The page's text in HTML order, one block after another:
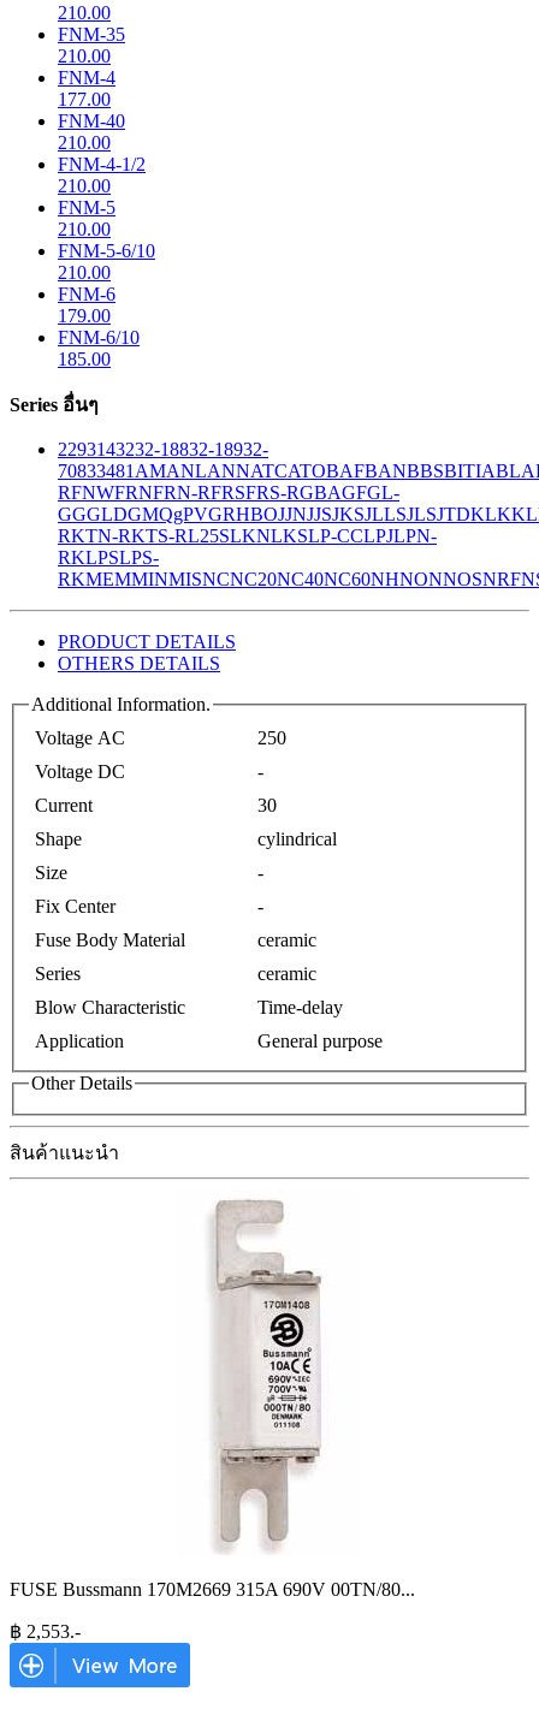
210.00
FNM-35
210.00
FNM-4
177.00
FNM-40
210.00
FNM-4-1/2
210.00
FNM-5
210.00
FNM-5-6/10
210.00
FNM-6
179.00
FNM-6/10
185.00
Series อื่นๆ
2293143232-18832-18932-
70833481 AMANLANNATCATOBAFBANBBSBITIABLA
RFNWFRNFRN-RFRSFRS-RGBAGFGL-
GGGLDGMQgPVGRHBOJJNJJSJKSJLLSJLSJTDKLK
RKTN-RKTS-RL25SLKNLKSLP-CCLPJLPN-
RKLPSLPS-
RKMEMMINMISNCNC20NC40NC60NHNONNOSNRF
PRODUCT DETAILS
OTHERS DETAILS
Additional Information.
Voltage AC
250
Voltage DC
-
Current
30
Shape
cylindrical
Size
-
Fix Center
-
Fuse Body Material
ceramic
Series
ceramic
Blow Characteristic
Time-delay
Application
General purpose
Other Details
สินค้าแนะนำ
FUSE Bussmann 170M2669 315A 690V 00TN/80...
฿ 2,553.-